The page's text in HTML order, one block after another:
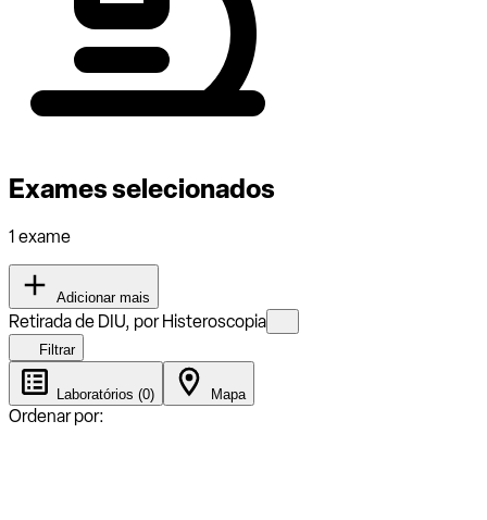
Exames selecionados
1 exame
Adicionar mais
Retirada de DIU, por Histeroscopia
Filtrar
Laboratórios (0) Mapa
Ordenar por: